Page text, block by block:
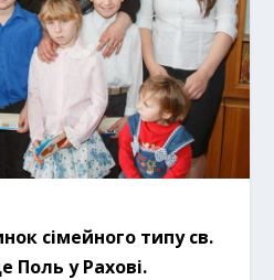
сімейного типу св.
Поль у Рахові.